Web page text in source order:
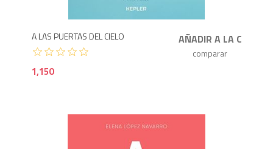
A LAS PUERTAS DEL CIELO
1,150